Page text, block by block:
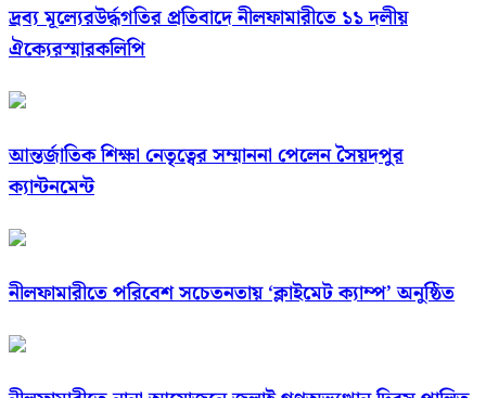
দ্রব্য মূল্যেরউর্দ্ধগতির প্রতিবাদে নীলফামারীতে ১১ দলীয়
ঐক্যেরস্মারকলিপি
আন্তর্জাতিক শিক্ষা নেতৃত্বের সম্মাননা পেলেন সৈয়দপুর
ক্যান্টনমেন্ট
নীলফামারীতে পরিবেশ সচেতনতায় ‘ক্লাইমেট ক্যাম্প’ অনুষ্ঠিত